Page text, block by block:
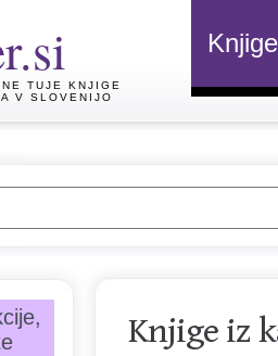
TUJE KNJIGE
V SLOVENIJO
Knjige
Knjige iz